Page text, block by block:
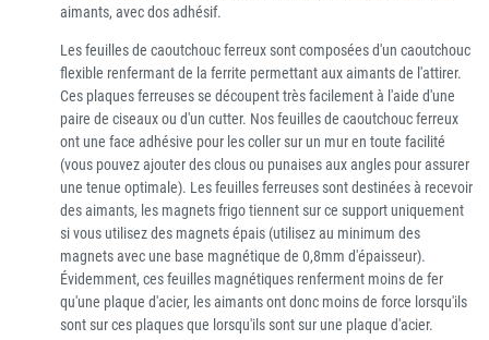
aimants, avec dos adhésif.
Les feuilles de caoutchouc ferreux sont composées d'un caoutchouc
flexible renfermant de la ferrite permettant aux aimants de l'attirer.
Ces plaques ferreuses se découpent très facilement à l'aide d'une
paire de ciseaux ou d'un cutter. Nos feuilles de caoutchouc ferreux
ont une face adhésive pour les coller sur un mur en toute facilité
(vous pouvez ajouter des clous ou punaises aux angles pour assurer
une tenue optimale). Les feuilles ferreuses sont destinées à recevoir
des aimants, les magnets frigo tiennent sur ce support uniquement
si vous utilisez des magnets épais (utilisez au minimum des
magnets avec une base magnétique de 0,8mm d'épaisseur).
Évidemment, ces feuilles magnétiques renferment moins de fer
qu'une plaque d'acier, les aimants ont donc moins de force lorsqu'ils
sont sur ces plaques que lorsqu'ils sont sur une plaque d'acier.